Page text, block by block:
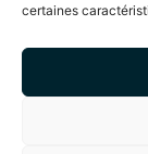
certaines